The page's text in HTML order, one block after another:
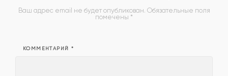
Ваш адрес email не будет опубликован. Обязательные поля
помечены *
КОММЕНТАРИЙ *